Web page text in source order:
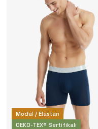
Modal / Elastan
OEKO-TEX® Sertifikalı